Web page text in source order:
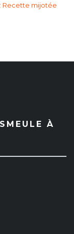
Recette mijotée
À